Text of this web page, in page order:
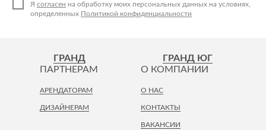
Я согласен на обработку моих персональных данных на условиях,
определенных Политикой конфиденциальности
ГРАНД ГРАНД ЮГ
ПАРТНЕРАМ
АРЕНДАТОРАМ
ДИЗАЙНЕРАМ
О КОМПАНИИ
О НАС
КОНТАКТЫ
ВАКАНСИИ